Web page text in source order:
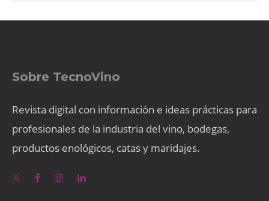
Sobre TecnoVino
Revista digital con información e ideas prácticas para
profesionales de la industria del vino, bodegas,
productos enológicos, catas y maridajes.